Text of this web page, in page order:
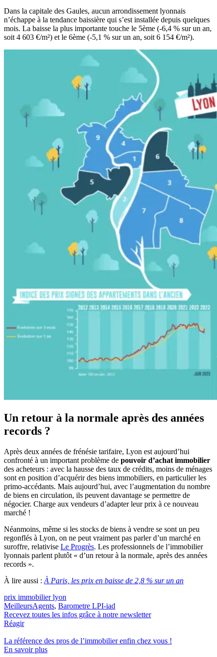
Dans la capitale des Gaules, aucun arrondissement lyonnais
n’échappe à la tendance baissière qui s’est installée depuis quelques
mois. La baisse la plus importante touche le 5ème (-6,4 % sur un an,
soit 4 603 €/m²) et le 6ème (-5,1 % sur un an, soit 6 154 €/m²).
Un retour à la normale après des années
records ?
Après deux années de frénésie tarifaire, Lyon est aujourd’hui
confronté à un important problème de pouvoir d’achat immobilier
des acheteurs : avec la hausse des taux de crédits, moins de ménages
sont en position d’acquérir des biens immobiliers, en particulier les
primo-accédants. Mais aujourd’hui, avec l’augmentation du nombre
de biens en circulation, ils peuvent davantage se permettre de
négocier. Charge aux vendeurs d’adapter leur prix à ce nouveau
marché !
Néanmoins, même si les stocks de biens à vendre se sont un peu
regonflés à Lyon, on ne peut vraiment pas parler d’un marché en
suroffre, relativise Le Progrès. Les professionnels de l’immobilier
lyonnais parlent plutôt « d’un retour à la normale, après des années
records ».
À lire aussi : À Paris, les prix en baisse de 2,8 % sur un an
prix immobilier lyon
MeilleursAgents, Barometre LPI-iad
Recevez toutes les infos grâce à notre newsletter
Réagir
La référence des pros de l’immobilierenfin chez vous !
En savoir plus